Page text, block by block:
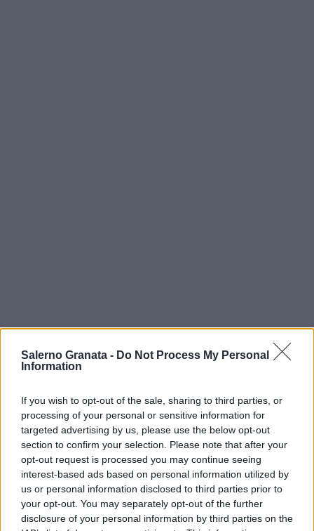
Salerno Granata - Do Not Process My Personal
Information
If you wish to opt-out of the sale, sharing to third parties, or
processing of your personal or sensitive information for
targeted advertising by us, please use the below opt-out
section to confirm your selection. Please note that after your
opt-out request is processed you may continue seeing
interest-based ads based on personal information utilized by
us or personal information disclosed to third parties prior to
your opt-out. You may separately opt-out of the further
disclosure of your personal information by third parties on the